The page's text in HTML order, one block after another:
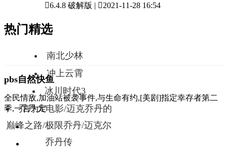
6.4.8 破解版 | 2021-11-28 16:54
热门精选
南北少林
冲上云霄
冰川时代3
乔丹大电影/迈克乔丹的
巅峰之路/极限乔丹/迈克尔
乔丹传
pbs自然快鱼
全民情敌,加油站被袭事件,与生命有约,[美剧]指定幸存者第二
季,一言为定